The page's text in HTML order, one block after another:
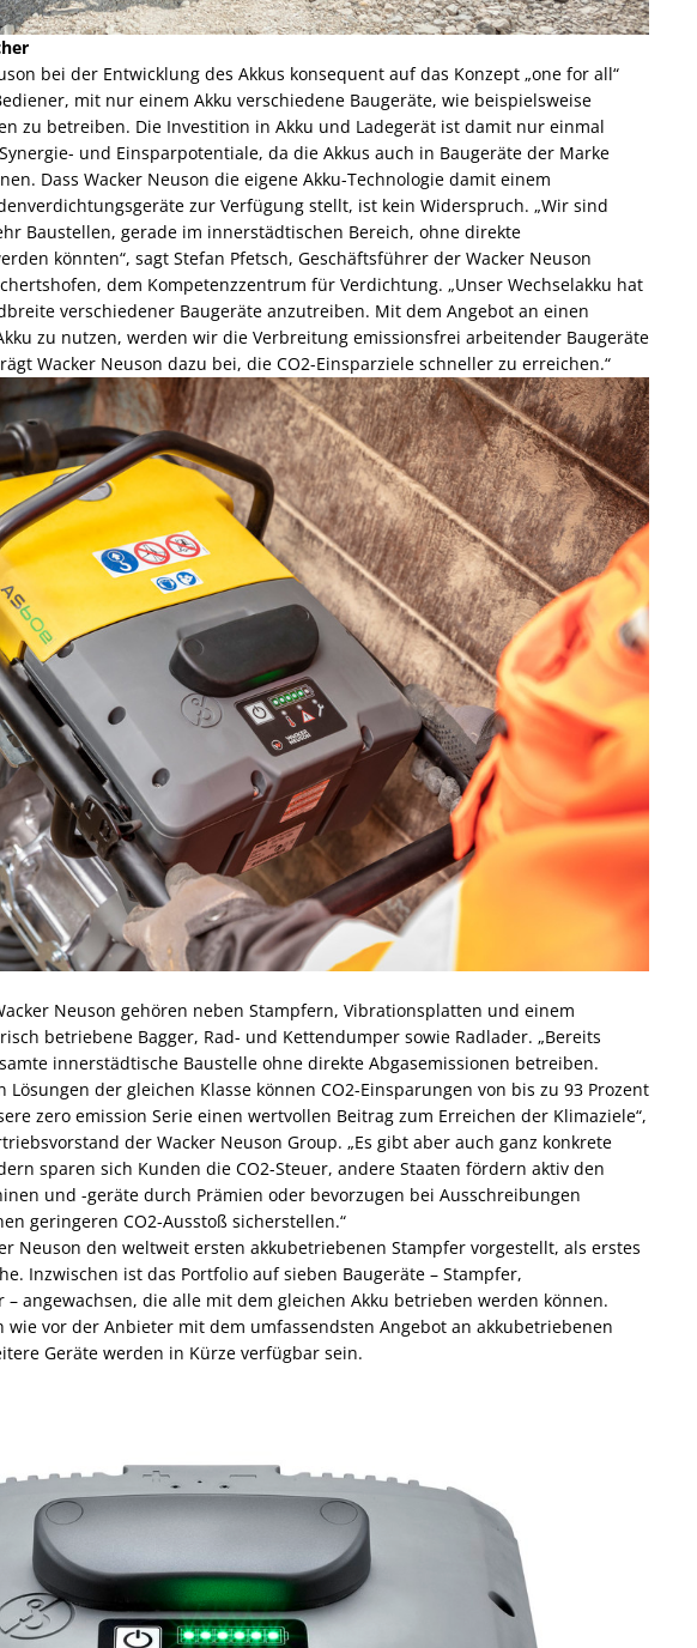
bei der Entwicklung des Akkus konsequent auf das Konzept „one for all“
mit nur einem Akku verschiedene Baugeräte, wie beispielsweise
zu betreiben. Die Investition in Akku und Ladegerät ist damit nur einmal
und Einsparpotentiale, da die Akkus auch in Baugeräte der Marke
Dass Wacker Neuson die eigene Akku-Technologie damit einem
zur Verfügung stellt, ist kein Widerspruch. „Wir sind
Baustellen, gerade im innerstädtischen Bereich, ohne direkte
könnten“, sagt Stefan Pfetsch, Geschäftsführer der Wacker Neuson
dem Kompetenzzentrum für Verdichtung. „Unser Wechselakku hat
verschiedener Baugeräte anzutreiben. Mit dem Angebot an einen
zu nutzen, werden wir die Verbreitung emissionsfrei arbeitender Baugeräte
Wacker Neuson dazu bei, die CO2-Einsparziele schneller zu erreichen.“
Neuson gehören neben Stampfern, Vibrationsplatten und einem
betriebene Bagger, Rad- und Kettendumper sowie Radlader. „Bereits
innerstädtische Baustelle ohne direkte Abgasemissionen betreiben.
der gleichen Klasse können CO2-Einsparungen von bis zu 93 Prozent
zero emission Serie einen wertvollen Beitrag zum Erreichen der Klimaziele“,
der Wacker Neuson Group. „Es gibt aber auch ganz konkrete
sparen sich Kunden die CO2-Steuer, andere Staaten fördern aktiv den
und -geräte durch Prämien oder bevorzugen bei Ausschreibungen
geringeren CO2-Ausstoß sicherstellen.“
Neuson den weltweit ersten akkubetriebenen Stampfer vorgestellt, als erstes
Inzwischen ist das Portfolio auf sieben Baugeräte – Stampfer,
angewachsen, die alle mit dem gleichen Akku betrieben werden können.
wie vor der Anbieter mit dem umfassendsten Angebot an akkubetriebenen
Geräte werden in Kürze verfügbar sein.